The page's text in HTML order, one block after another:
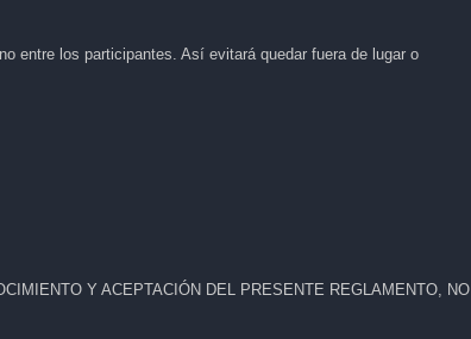
entre los participantes. Así evitará quedar fuera de lugar o
Y ACEPTACIÓN DEL PRESENTE REGLAMENTO, NO